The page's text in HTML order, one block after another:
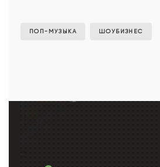
ПОП-МУЗЫКА ШОУБИЗНЕС